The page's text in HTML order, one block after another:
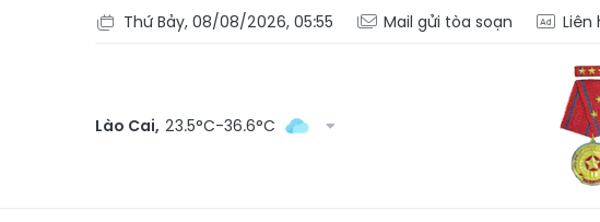
Thứ Bảy, 08/08/2026, 05:55 Mail gửi tòa soạn Liên
Lào Cai, 23.5°C-36.6°C